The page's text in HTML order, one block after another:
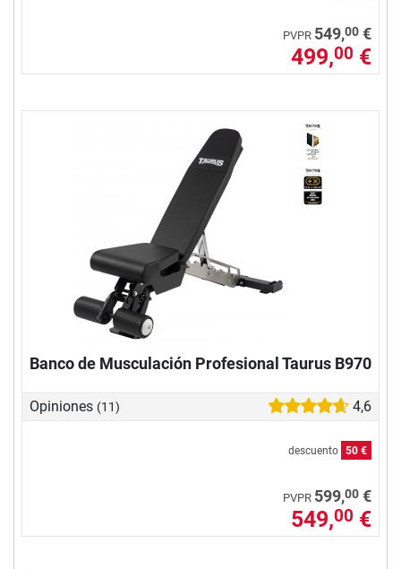
PVPR 549,00 €
499,00 €
Banco de Musculación Profesional Taurus B970
Opiniones (11) 4,6
descuento 50 €
PVPR 599,00 €
549,00 €